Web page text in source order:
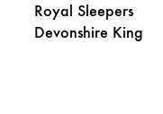
Royal Sleepers
Devonshire King